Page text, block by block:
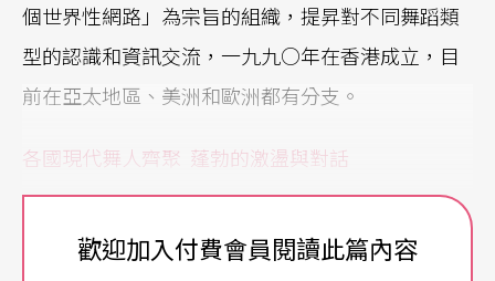
個世界性網路」為宗旨的組織，提昇對不同舞蹈類
型的認識和資訊交流，一九九○年在香港成立，目
前在亞太地區、美洲和歐洲都有分支。
各國現代舞人齊聚 蓬勃的激盪與對話
Event），由七月十二日到十七日，今年的主題是
歡迎加入付費會員閱讀此篇內容